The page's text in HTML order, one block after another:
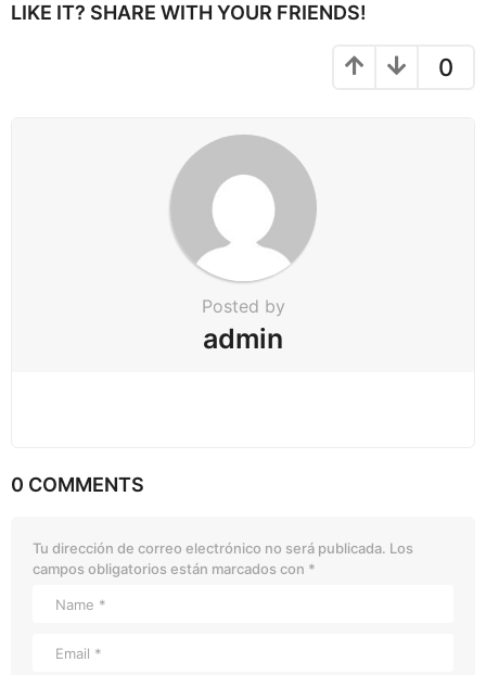
o
LIKE IT? SHARE WITH YOUR FRIENDS!
0
Posted by
admin
0 COMMENTS
Tu dirección de correo electrónico no será publicada. Los
campos obligatorios están marcados con *